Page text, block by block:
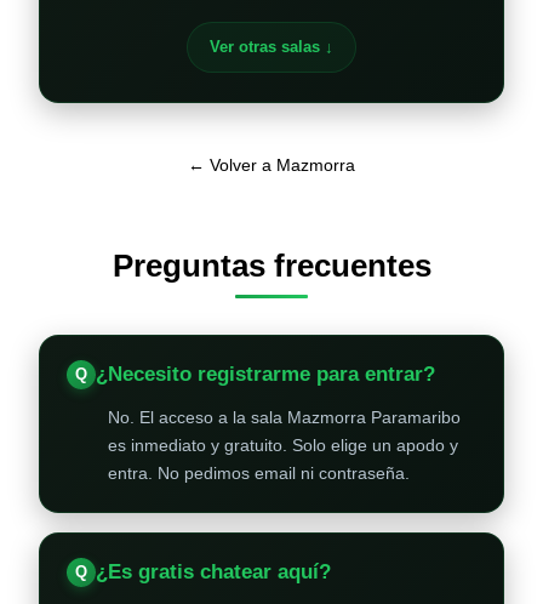
Ver otras salas ↓
← Volver a Mazmorra
Preguntas frecuentes
¿Necesito registrarme para entrar?
No. El acceso a la sala Mazmorra Paramaribo
es inmediato y gratuito. Solo elige un apodo y
entra. No pedimos email ni contraseña.
¿Es gratis chatear aquí?